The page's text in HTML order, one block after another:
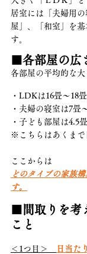
居室には「夫婦用
屋」、「和室」を
す。
■各部屋の
各部屋の平均的な大
・LDKは16畳～18畳
・夫婦の寝室は7畳
・子ども部屋は4.5
※こちらはあくまで
ここからは
どのタイプの家族
す。
■間取りを考
こと
＜1つ目＞ 日当たり